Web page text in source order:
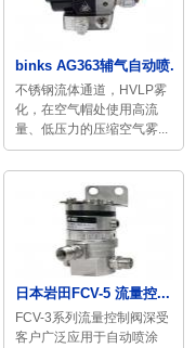
binks AG363辅气自动喷...
不锈钢流体通道，HVLP雾
化，在空气帽处使用高流
量、低压力的压缩空气雾...
日本岩田FCV-5 流量控...
FCV-3系列流量控制阀深受
客户广泛应用于自动喷涂